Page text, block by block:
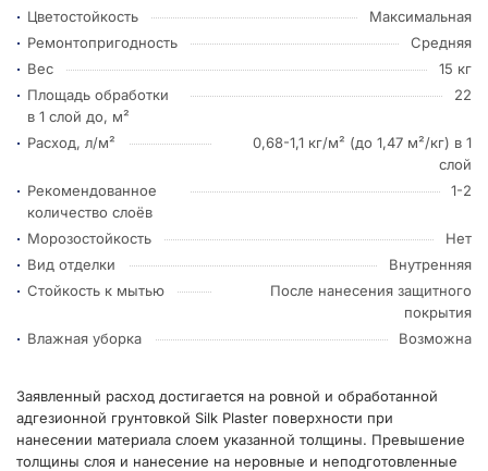
Цветостойкость
Максимальная
Ремонтопригодность
Средняя
Вес
15 кг
Площадь обработки
в 1 слой до, м²
22
Расход, л/м²
0,68-1,1 кг/м² (до 1,47 м²/кг) в 1
слой
Рекомендованное
количество слоёв
1-2
Морозостойкость
Нет
Вид отделки
Внутренняя
Стойкость к мытью
После нанесения защитного
покрытия
Влажная уборка
Возможна
Заявленный расход достигается на ровной и обработанной
адгезионной грунтовкой Silk Plaster поверхности при
нанесении материала слоем указанной толщины. Превышение
толщины слоя и нанесение на неровные и неподготовленные